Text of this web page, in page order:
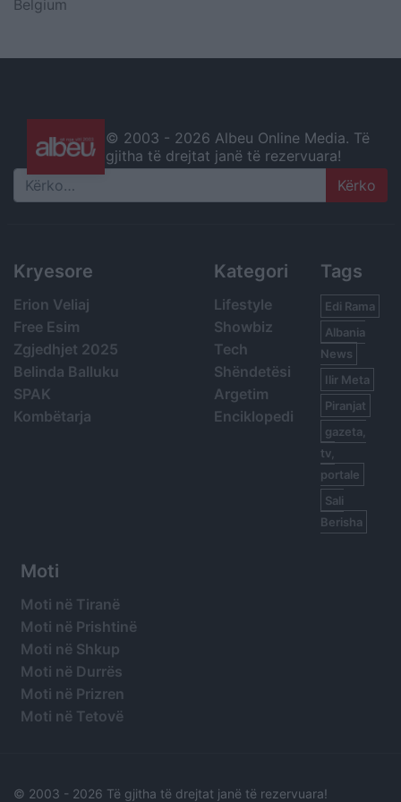
Belgium
© 2003 - 2026 Albeu Online Media. Të
gjitha të drejtat janë të rezervuara!
Search
Kryesore
Erion Veliaj
Free Esim
Zgjedhjet 2025
Belinda Balluku
SPAK
Kombëtarja
Kategori
Lifestyle
Showbiz
Tech
Shëndetësi
Argetim
Enciklopedi
Tags
Edi Rama
Albania
News
Ilir Meta
Piranjat
gazeta,
tv,
portale
Sali
Berisha
Moti
Moti në Tiranë
Moti në Prishtinë
Moti në Shkup
Moti në Durrës
Moti në Prizren
Moti në Tetovë
© 2003 - 2026 Të gjitha të drejtat janë të rezervuara!